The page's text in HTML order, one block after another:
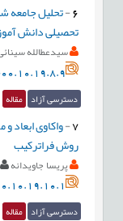
6
-تحلیل جامعه
تحصیلی دانش
سیدعطالله سینائی
دسترسی آزاد مقاله
7
-واکاوی ابعاد
روش فراترکیب
پریسا جاویدانه
دسترسی آزاد مقاله